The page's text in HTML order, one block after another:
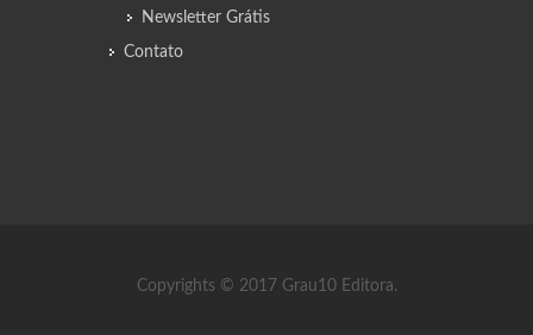
Newsletter Grátis
Contato
Copyrights © 2017 Grau10 Editora.